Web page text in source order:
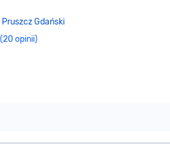
Pruszcz Gdański
(20 opinii)